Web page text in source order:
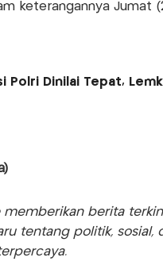
keterangannya Jumat
Polri Dinilai Tepat,
memberikan berita
tentang politik,